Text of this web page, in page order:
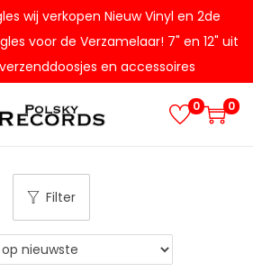
wij verkopen Nieuw Vinyl en 2de
voor de Verzamelaar! 7" en 12" uit
en accessoires
G
n
a
a
r
G
n
a
a
r
0 0
Filter